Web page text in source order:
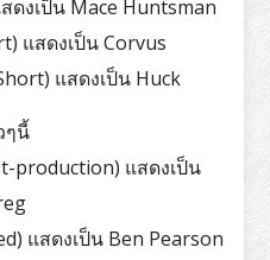
ดงเป็น Mace Huntsman
แสดงเป็น Corvus
แสดงเป็น Huck
ๆนี้
production) แสดงเป็น
แสดงเป็น Ben Pearson